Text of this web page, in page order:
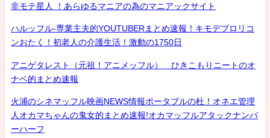
非モテ星人 ！あらゆるマニアの為のマニアックサイト
ハルッフル-専業主夫的YOUTUBERまとめ速報！キモデブロリコ
ンおたく！初老人の介護生活！激動の1750日
アニゲタレスト（元祖！アニメッフル） ひきこもりニートのオ
ナベ的まとめ速報
火浦のシネマッフル映画NEWS情報ポータブルの杜！オネエ管理
人オカマちゃんの鬼女的まとめ速報!オカマッフルアタックナンバ
ーハーフ